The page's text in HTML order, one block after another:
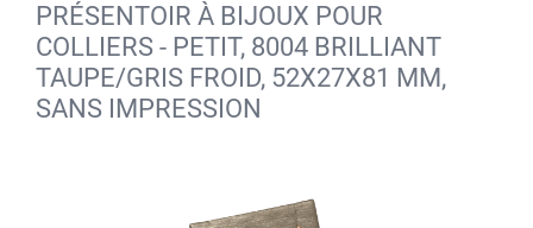
PRÉSENTOIR À BIJOUX POUR
COLLIERS - PETIT, 8004 BRILLIANT
TAUPE/GRIS FROID, 52X27X81 MM,
SANS IMPRESSION